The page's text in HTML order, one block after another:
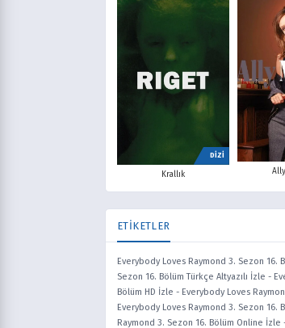
DİZİ
Krallık
ETİKETLER
Everybody Loves Raymond 3. Sezon 16.
Sezon 16. Bölüm Türkçe Altyazılı İzle -
Bölüm HD İzle - Everybody Loves
Everybody Loves Raymond 3. Sezon 16.
Raymond 3. Sezon 16. Bölüm Online İzle